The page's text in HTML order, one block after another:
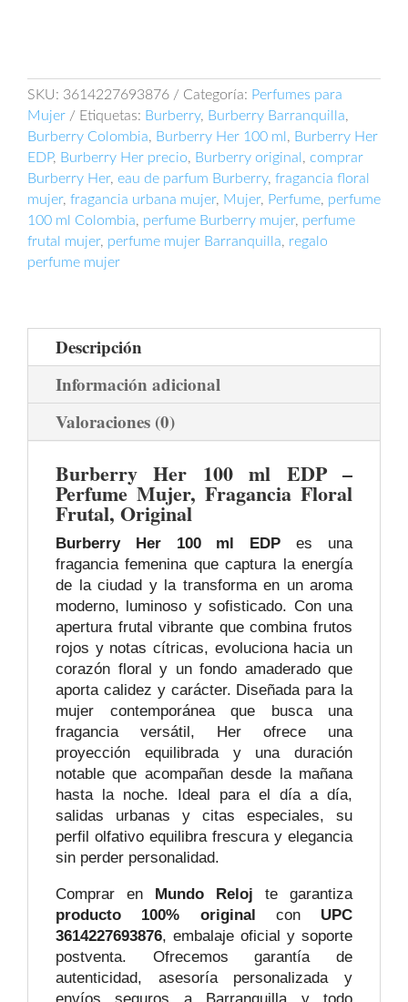
cantidad
SKU: 3614227693876 Categoría: Perfumes para
Mujer
Etiquetas: Burberry, Burberry Barranquilla,
Burberry Colombia, Burberry Her 100 ml , Burberry Her
EDP, Burberry Her precio, Burberry original , comprar
Burberry Her, eau de parfum Burberry, fragancia floral
mujer, fragancia urbana mujer, Mujer, Perfume, perfume
100 ml Colombia, perfume Burberry mujer, perfume
frutal mujer, perfume mujer Barranquilla, regalo
perfume mujer
Descripción
Información adicional
Valoraciones (0)
Burberry Her 100 ml EDP –
Perfume Mujer, Fragancia Floral
Frutal, Original
Burberry Her 100 ml EDP es una
fragancia femenina que captura la energía
de la ciudad y la transforma en un aroma
moderno, luminoso y sofisticado. Con una
apertura frutal vibrante que combina frutos
rojos y notas cítricas, evoluciona hacia un
corazón floral y un fondo amaderado que
aporta calidez y carácter. Diseñada para la
mujer contemporánea que busca una
fragancia versátil, Her ofrece una
proyección equilibrada y una duración
notable que acompañan desde la mañana
hasta la noche. Ideal para el día a día,
salidas urbanas y citas especiales, su
perfil olfativo equilibra frescura y elegancia
sin perder personalidad.
Comprar en Mundo Reloj te garantiza
producto 100% original
con UPC
3614227693876, embalaje oficial y soporte
postventa. Ofrecemos garantía de
autenticidad, asesoría personalizada y